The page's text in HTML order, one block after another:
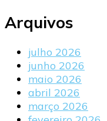
Arquivos
julho 2026
junho 2026
maio 2026
abril 2026
março 2026